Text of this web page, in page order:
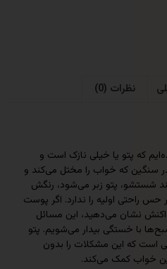
(0)
خیلی نازک است و
خواب را مختل می‌کند و
زبر می‌شود، رنگش
را ندارد. اگر پوست
این مسائل
بیدار می‌شویم. پتو
مشکلات را بدون
می‌کند.